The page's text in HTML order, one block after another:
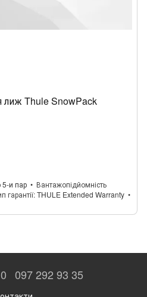
лиж Thule SnowPack
5-и пар
Вантажопідйомність
гарантії THULE Extended Warranty
097 292 93 35